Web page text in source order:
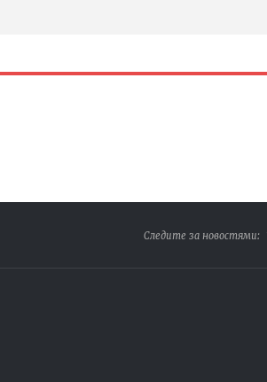
Следите за новостями: